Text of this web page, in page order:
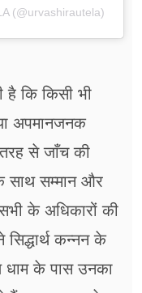
(@urvashirautela)
कि किसी भी
अपमानजनक
से जाँच की
साथ सम्मान और
के अधिकारों की
सिद्धार्थ कन्नन के
धाम के पास उनका